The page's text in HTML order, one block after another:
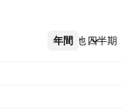
年間 四半期
その他